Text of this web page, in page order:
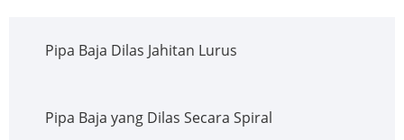
Pipa Baja Dilas Jahitan Lurus
Pipa Baja yang Dilas Secara Spiral